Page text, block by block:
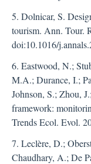
5. Dolnicar, S.
tourism. Ann. Tour.
doi:10.1016/
6. Eastwood, N.;
M.A.; Durance, I.;
Johnson, S.; Zhou,
framework:
Trends Ecol. Evol.
7. Leclère, D.;
Chaudhary, A.; De